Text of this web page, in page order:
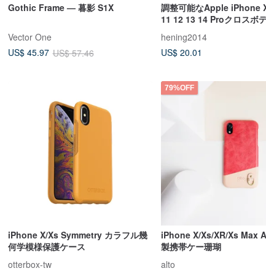
Gothic Frame — 暮影 S1X
Vector One
US$ 45.97 US$ 57.46
調整可能なApple iPhone
11 12 13 14 Proクロスボ
hening2014
US$ 20.01
iPhone X/Xs Symmetry カラフル幾
何学模様保護ケース
otterbox-tw
79%OFF
iPhone X/Xs/XR/Xs Max
製携帯ケー珊瑚
alto